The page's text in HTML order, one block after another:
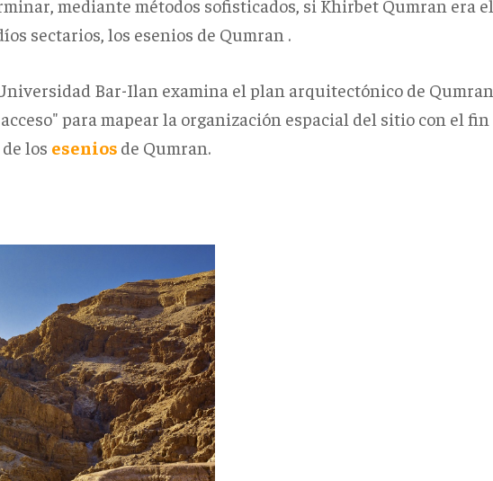
mediante métodos sofisticados, si Khirbet Qumran era el
sectarios, los esenios de Qumran .
Bar-Ilan examina el plan arquitectónico de Qumran
para mapear la organización espacial del sitio con el fin
los esenios de Qumran.